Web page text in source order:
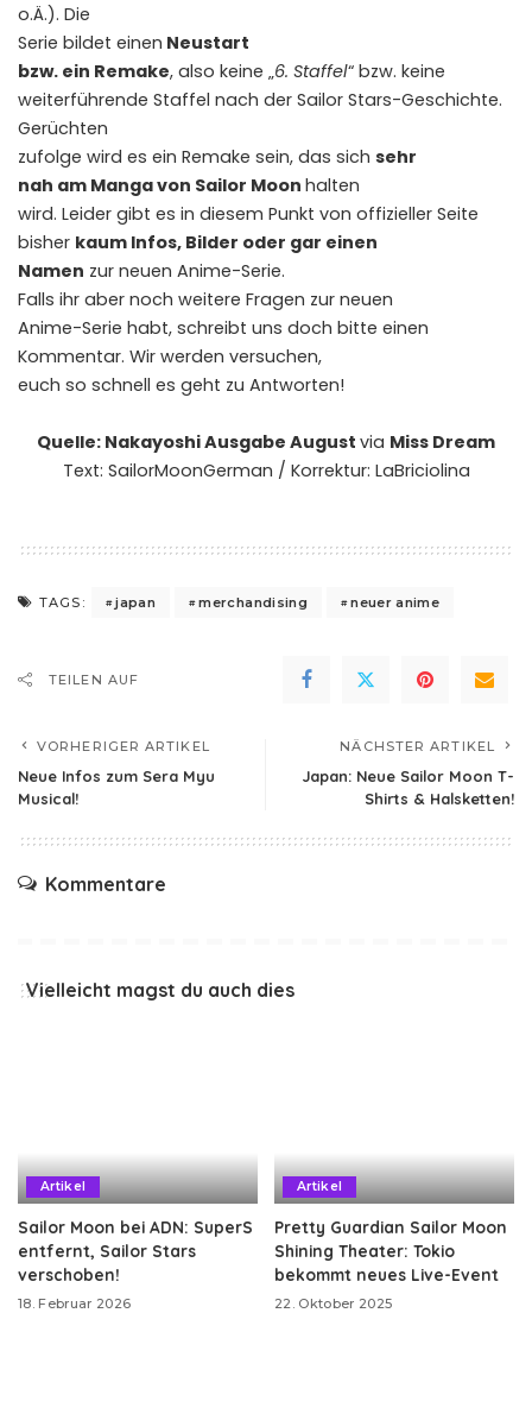
o.Ä.). Die
Serie bildet einen Neustart
bzw. ein Remake, also keine „6. Staffel“ bzw. keine
weiterführende Staffel nach der Sailor Stars-Geschichte.
Gerüchten
zufolge wird es ein Remake sein, das sich sehr
nah am Manga von Sailor Moon halten
wird. Leider gibt es in diesem Punkt von offizieller Seite
bisher kaum Infos, Bilder oder gar einen
Namen zur neuen Anime-Serie.
Falls ihr aber noch weitere Fragen zur neuen
Anime-Serie habt, schreibt uns doch bitte einen
Kommentar. Wir werden versuchen,
euch so schnell es geht zu Antworten!
Quelle: Nakayoshi Ausgabe August via Miss Dream
Text: SailorMoonGerman / Korrektur: LaBriciolina
TAGS: japan merchandising neuer anime
TEILEN AUF
VORHERIGER ARTIKEL
Neue Infos zum Sera Myu
Musical!
NÄCHSTER ARTIKEL
Japan: Neue Sailor Moon T-
Shirts & Halsketten!
Kommentare
Vielleicht magst du auch dies
Artikel
Sailor Moon bei ADN: SuperS
entfernt, Sailor Stars
verschoben!
18. Februar 2026
Artikel
Pretty Guardian Sailor Moon
Shining Theater: Tokio
bekommt neues Live-Event
22. Oktober 2025